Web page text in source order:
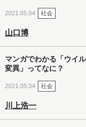
2021.05.04 社会
山口博
マンガでわかる「ウイ
変異」ってなに？
2021.05.04 社会
川上浩一